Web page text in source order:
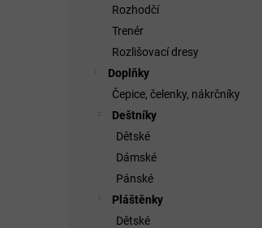
Rozhodčí
Trenér
Rozlišovací dresy
Doplňky
Čepice, čelenky, nákrčníky
Deštníky
Dětské
Dámské
Pánské
Pláštěnky
Dětské